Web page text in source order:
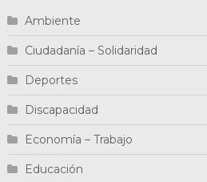
Ambiente
Ciudadanía – Solidaridad
Deportes
Discapacidad
Economía – Trabajo
Educación